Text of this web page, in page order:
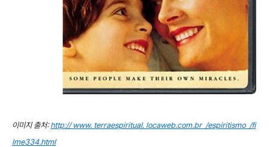
이미지 출처:http:// www. terraespiritual. locaweb.com.br /espiritismo /fi
lme334.html